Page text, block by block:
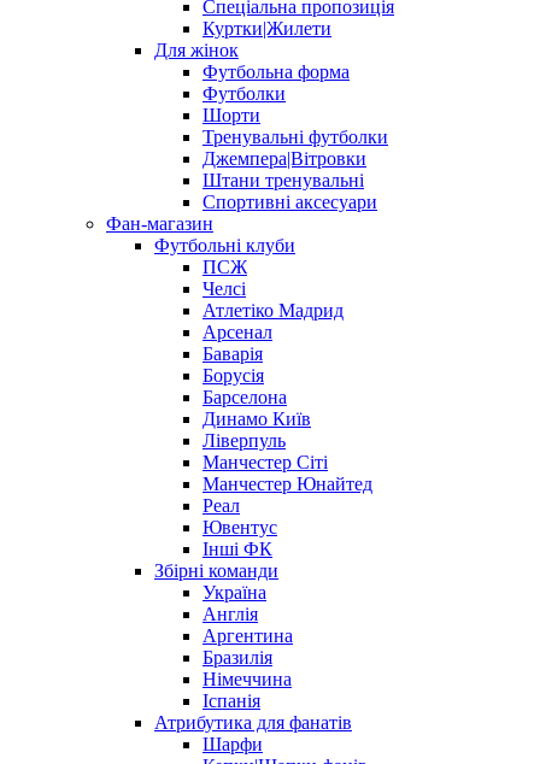
Спеціальна пропозиція
Куртки|Жилети
Для жінок
Футбольна форма
Футболки
Шорти
Тренувальні футболки
Джемпера|Вітровки
Штани тренувальні
Спортивні аксесуари
Фан-магазин
Футбольні клуби
ПСЖ
Челсі
Атлетіко Мадрид
Арсенал
Баварія
Борусія
Барселона
Динамо Київ
Ліверпуль
Манчестер Сіті
Манчестер Юнайтед
Реал
Ювентус
Інші ФК
Збірні команди
Україна
Англія
Аргентина
Бразилія
Німеччина
Іспанія
Атрибутика для фанатів
Шарфи